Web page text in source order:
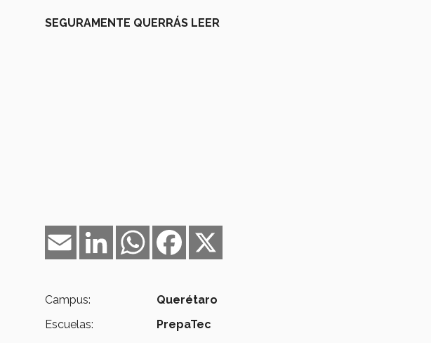
SEGURAMENTE QUERRÁS LEER
Facebook
WhatsApp
LinkedIn
Email
Campus:
Querétaro
Escuelas:
PrepaTec